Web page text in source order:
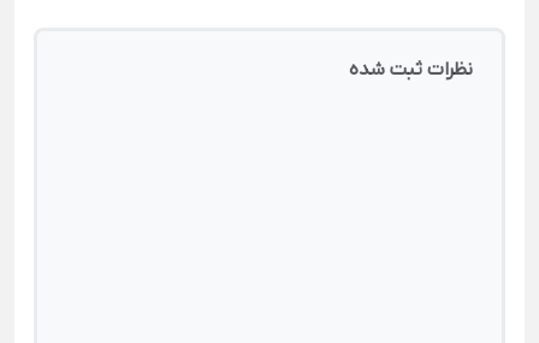
نظرات ثبت شده